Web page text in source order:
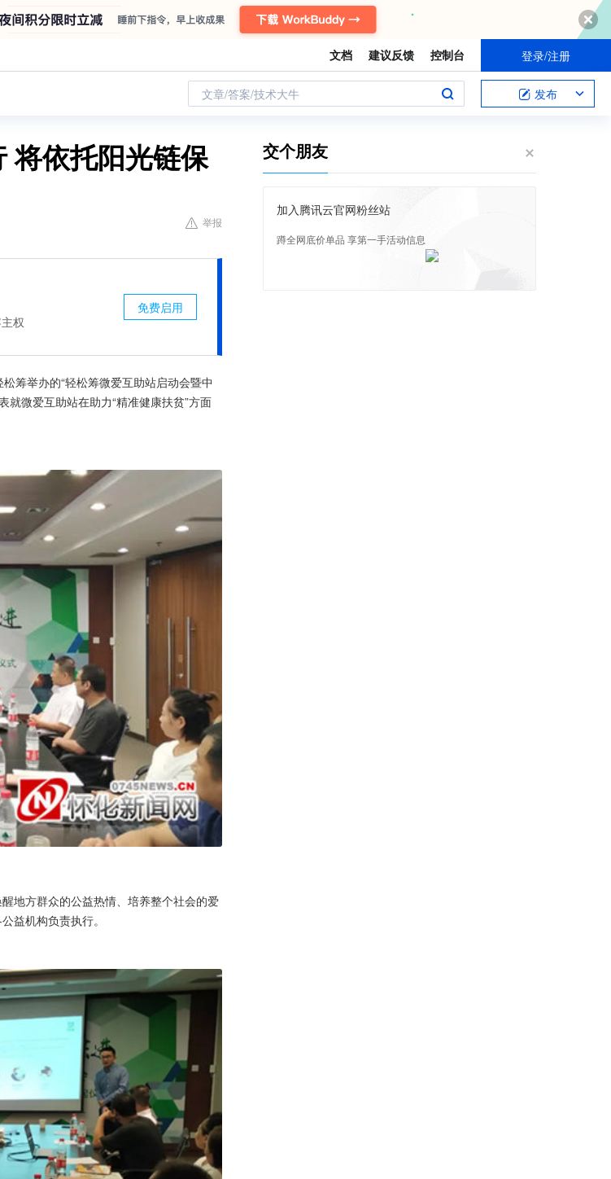
文档 建议反馈 控制台 登录/注册
文章/答案/技术大牛 发布
将依托阳光链保
举报
权
免费启用
筹举办的“轻松筹微爱互助站启动会暨中
就微爱互助站在助力“精准健康扶贫”方面
地方群众的公益热情、培养整个社会的爱
益机构负责执行。
交个朋友
加入腾讯云官网粉丝站
蹲全网底价单品 享第一手活动信息